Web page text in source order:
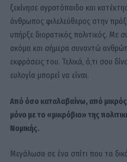
ξεκίνησε αγροτόπαιδο και
άνθρωπος φιλελεύθερος στην
υπήρξε διορατικός πολιτικός. Με
ακόμα και σήμερα συναντώ
εκφράσεις του. Τελικά, ό,τι σου
ευλογία μπορεί να είναι.
Από όσο καταλαβαίνω, από
μόνο με το «μικρόβιο» της
Νομικής.
Μεγάλωσα σε ένα σπίτι που τα